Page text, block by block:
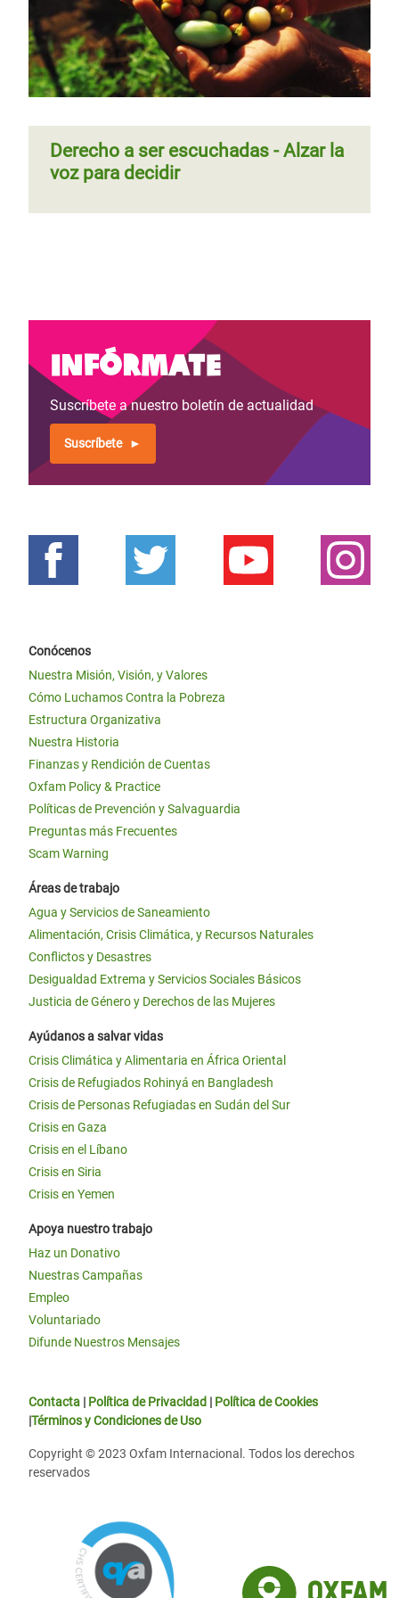
Derecho a ser escuchadas - Alzar la
voz para decidir
Infórmate
Suscríbete a nuestro boletín de actualidad
Suscríbete
Conócenos
Nuestra Misión, Visión, y Valores
Cómo Luchamos Contra la Pobreza
Estructura Organizativa
Nuestra Historia
Finanzas y Rendición de Cuentas
Oxfam Policy & Practice
Políticas de Prevención y Salvaguardia
Preguntas más Frecuentes
Scam Warning
Áreas de trabajo
Agua y Servicios de Saneamiento
Alimentación, Crisis Climática, y Recursos Naturales
Conflictos y Desastres
Desigualdad Extrema y Servicios Sociales Básicos
Justicia de Género y Derechos de las Mujeres
Ayúdanos a salvar vidas
Crisis Climática y Alimentaria en África Oriental
Crisis de Refugiados Rohinyá en Bangladesh
Crisis de Personas Refugiadas en Sudán del Sur
Crisis en Gaza
Crisis en el Líbano
Crisis en Siria
Crisis en Yemen
Apoya nuestro trabajo
Haz un Donativo
Nuestras Campañas
Empleo
Voluntariado
Difunde Nuestros Mensajes
Contacta | Política de Privacidad | Política de Cookies
|Términos y Condiciones de Uso
Copyright © 2023 Oxfam Internacional. Todos los derechos
reservados